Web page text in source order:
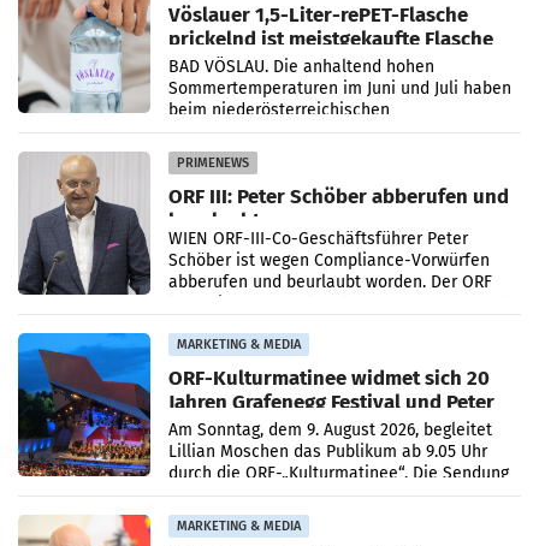
Vöslauer 1,5-Liter-rePET-Flasche
prickelnd ist meistgekaufte Flasche
Österreichs
BAD VÖSLAU. Die anhaltend hohen
Sommertemperaturen im Juni und Juli haben
beim niederösterreichischen
Getränkehersteller Vöslauer zu deutlichen
Absatzzuwächsen geführt. Während
PRIMENEWS
ORF III: Peter Schöber abberufen und
beurlaubt
WIEN ORF-III-Co-Geschäftsführer Peter
Schöber ist wegen Compliance-Vorwürfen
abberufen und beurlaubt worden. Der ORF
MARKETING & MEDIA
ORF-Kulturmatinee widmet sich 20
Jahren Grafenegg Festival und Peter
Simonischek
Am Sonntag, dem 9. August 2026, begleitet
Lillian Moschen das Publikum ab 9.05 Uhr
durch die ORF-„Kulturmatinee“. Die Sendung
startet mit der Dokumentation „20 Jahre
Grafenegg
MARKETING & MEDIA